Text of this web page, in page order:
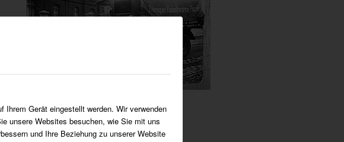
Ihrem Gerät eingestellt werden. Wir verwenden
unsere Websites besuchen, wie Sie mit uns
und Ihre Beziehung zu unserer Website
Gerhard Rüweling mit Schulten-LKW